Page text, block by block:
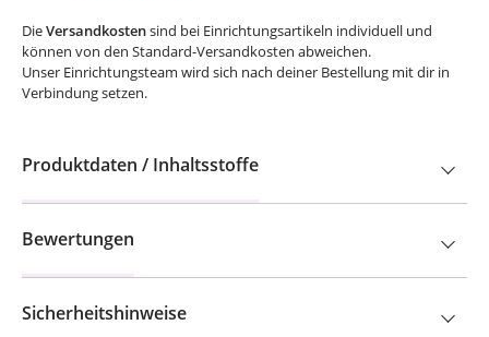
Die Versandkosten
sind bei Einrichtungsartikeln individuell und
können von den Standard-Versandkosten abweichen.
Unser Einrichtungsteam wird sich nach deiner Bestellung mit dir in
Verbindung setzen.
Produktdaten / Inhaltsstoffe
Bewertungen
Sicherheitshinweise